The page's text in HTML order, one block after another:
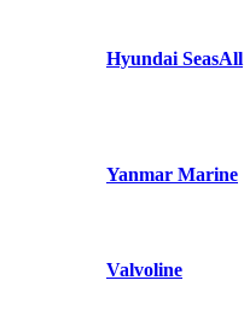
Hyundai SeasAll
Yanmar Marine
Valvoline